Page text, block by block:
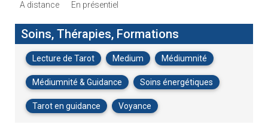
A distance En présentiel
Soins, Thérapies, Formations
Lecture de Tarot Medium Médiumnité
Médiumnité & Guidance Soins énergétiques
Tarot en guidance Voyance